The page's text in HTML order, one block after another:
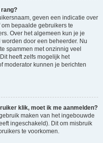
geven een indicatie over
bepaalde gebruikers te
Over het algemeen kun je je
door een beheerder. Nu
spammen met onzinnig veel
heeft zelfs mogelijk het
moderator kunnen je berichten
klik, moet ik me aanmelden?
maken van het ingebouwde
ingeschakeld). Dit om misbruik
te voorkomen.